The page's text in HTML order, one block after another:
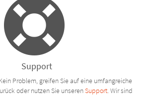
Support
Problem, greifen Sie auf eine umfangreiche
oder nutzen Sie unserenSupport. Wir sind